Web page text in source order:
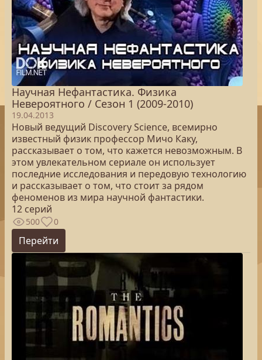
Научная Нефантастика. Физика
Невероятного / Сезон 1 (2009-2010)
19.04.2013
Новый ведущий Discovery Science, всемирно
известный физик профессор Мичо Каку,
рассказывает о том, что кажется невозможным. В
этом увлекательном сериале он использует
последние исследования и передовую технологию
и рассказывает о том, что стоит за рядом
феноменов из мира научной фантастики.
12 серий
500 0
Перейти